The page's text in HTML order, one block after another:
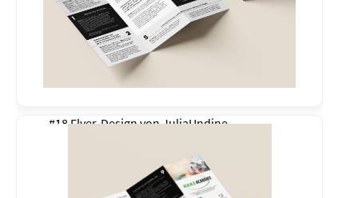
#18 Flyer-Design vonJuliaUndine